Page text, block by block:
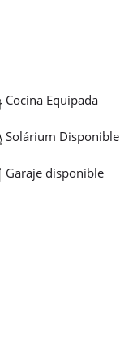
Cocina Equipada
Solárium Disponible
Garaje disponible